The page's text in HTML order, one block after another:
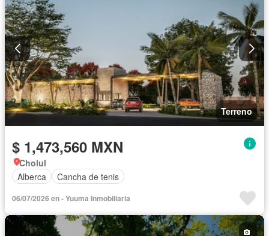
Terreno
$ 1,473,560 MXN
Cholul
Alberca
Cancha de tenis
06/07/2026 en - Yuuma Inmobiliaria